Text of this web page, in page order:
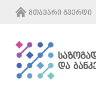
ᲛᲗᲐᲕᲐᲠᲘ ᲒᲕᲔᲠᲓᲘ